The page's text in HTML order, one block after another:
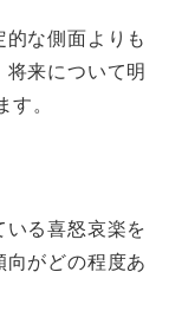
な側面よりも
来について明
す。
る喜怒哀楽を
がどの程度あ